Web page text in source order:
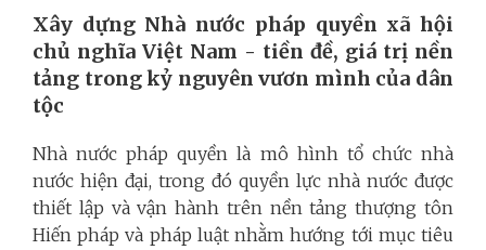
Xây dựng Nhà nước pháp quyền xã hội
chủ nghĩa Việt Nam - tiền đề, giá trị nền
tảng trong kỷ nguyên vươn mình của dân
tộc
Nhà nước pháp quyền là mô hình tổ chức nhà
nước hiện đại, trong đó quyền lực nhà nước được
thiết lập và vận hành trên nền tảng thượng tôn
Hiến pháp và pháp luật nhằm hướng tới mục tiêu